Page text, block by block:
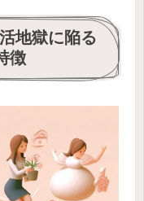
地獄に陥る
徴